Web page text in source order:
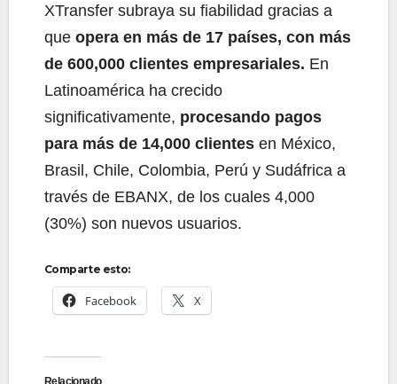
XTransfer subraya su fiabilidad gracias a
que opera en más de 17 países, con más
de 600,000 clientes empresariales. En
Latinoamérica ha crecido
significativamente, procesando pagos
para más de 14,000 clientes en México,
Brasil, Chile, Colombia, Perú y Sudáfrica a
través de EBANX, de los cuales 4,000
(30%) son nuevos usuarios.
Comparte esto:
Facebook X
Relacionado